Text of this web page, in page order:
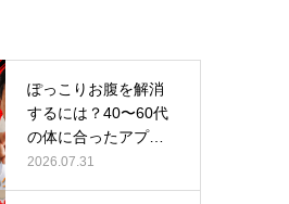
ぽっこりお腹を解消
するには？40〜60代
の体に合ったアプロ
ーチ
2026.07.31